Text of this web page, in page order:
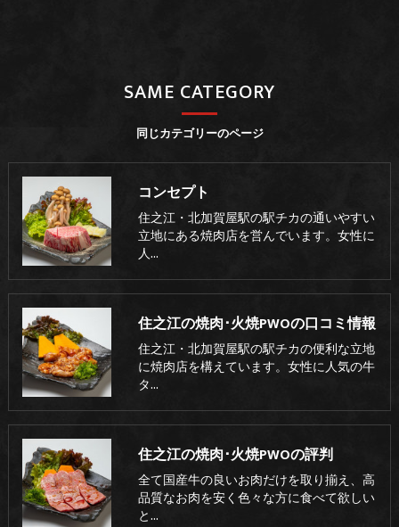
同じカテゴリーのページ
SAME CATEGORY
コンセプト
住之江・北加賀屋駅の駅チカの通いやすい
立地にある焼肉店を営んでいます。女性に
人…
住之江の焼肉･火焼PWOの口コミ情報
住之江・北加賀屋駅の駅チカの便利な立地
に焼肉店を構えています。女性に人気の牛
タ…
住之江の焼肉･火焼PWOの評判
全て国産牛の良いお肉だけを取り揃え、高
品質なお肉を安く色々な方に食べて欲しい
と…